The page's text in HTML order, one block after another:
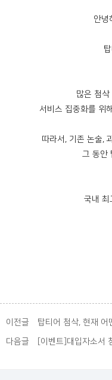
안녕
많은 첨
서비스 집중화를 위
따라서, 기존 논술,
그 동안
국내 최
이전글
탑티어 첨삭, 현재 어
다음글
[이벤트]대입자소서